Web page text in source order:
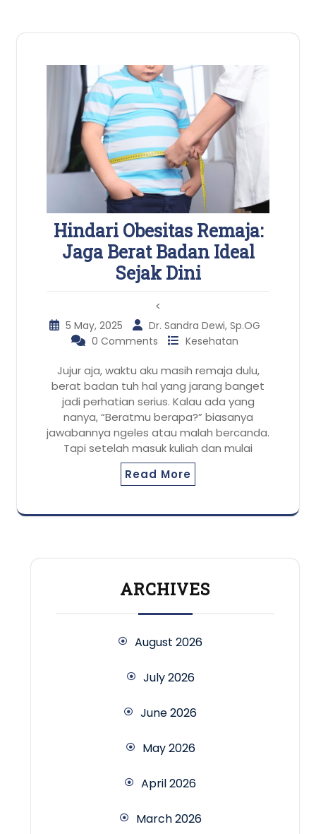
Hindari Obesitas Remaja:
Jaga Berat Badan Ideal
Sejak Dini
<
5 May, 2025
Dr. Sandra Dewi, Sp.OG
0 Comments
Kesehatan
Jujur aja, waktu aku masih remaja dulu,
berat badan tuh hal yang jarang banget
jadi perhatian serius. Kalau ada yang
nanya, “Beratmu berapa?” biasanya
jawabannya ngeles atau malah bercanda.
Tapi setelah masuk kuliah dan mulai
Read More
ARCHIVES
August 2026
July 2026
June 2026
May 2026
April 2026
March 2026